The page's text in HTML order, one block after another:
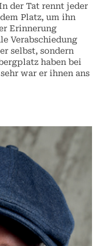
der Tat rennt jeder
Platz, um ihn
Erinnerung
Verabschiedung
selbst, sondern
haben bei
war er ihnen ans